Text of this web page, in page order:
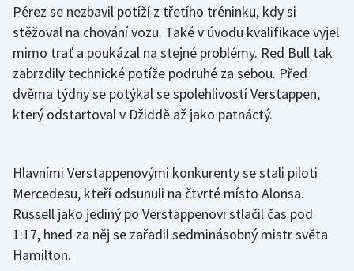
Stolní tenis
Triatlon
Veslování
Vodní slalom
Volejbal
Ostatní
Pérez se nezbavil potíží z třetího tréninku, kdy si
stěžoval na chování vozu. Také v úvodu kvalifikace vyjel
mimo trať a poukázal na stejné problémy. Red Bull tak
zabrzdily technické potíže podruhé za sebou. Před
dvěma týdny se potýkal se spolehlivostí Verstappen,
který odstartoval v Džiddě až jako patnáctý.
Hlavními Verstappenovými konkurenty se stali piloti
Mercedesu, kteří odsunuli na čtvrté místo Alonsa.
Russell jako jediný po Verstappenovi stlačil čas pod
1:17, hned za něj se zařadil sedminásobný mistr světa
Hamilton.